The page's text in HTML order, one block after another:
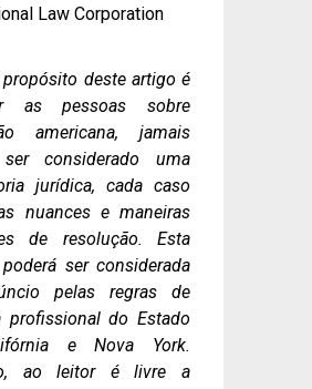
Law Corporation
propósito deste artigo é
as pessoas sobre
americana, jamais
considerado uma
jurídica, cada caso
nuances e maneiras
de resolução. Esta
ser considerada
pelas regras de
profissional do Estado
e Nova York.
ao leitor é livre a